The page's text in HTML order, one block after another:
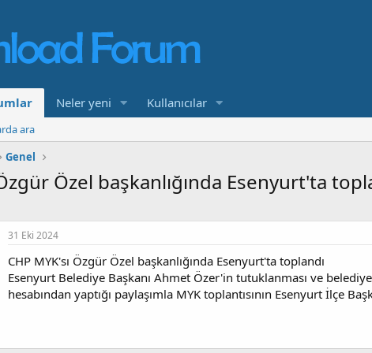
Neler yeni Kullanıcılar
ara
Genel
Özel başkanlığında Esenyurt'ta
31 Eki 2024
CHP MYK'sı Özgür Özel başkanlığında Esenyurt'ta toplandı
Esenyurt Belediye Başkanı Ahmet Özer'in tutuklanması ve
hesabından yaptığı paylaşımla MYK toplantısının Esenyurt İlçe